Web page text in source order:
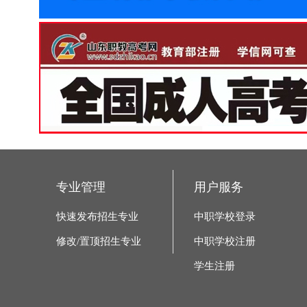
专业管理
快速发布招生专业
修改/置顶招生专业
用户服务
中职学校登录
中职学校注册
学生注册